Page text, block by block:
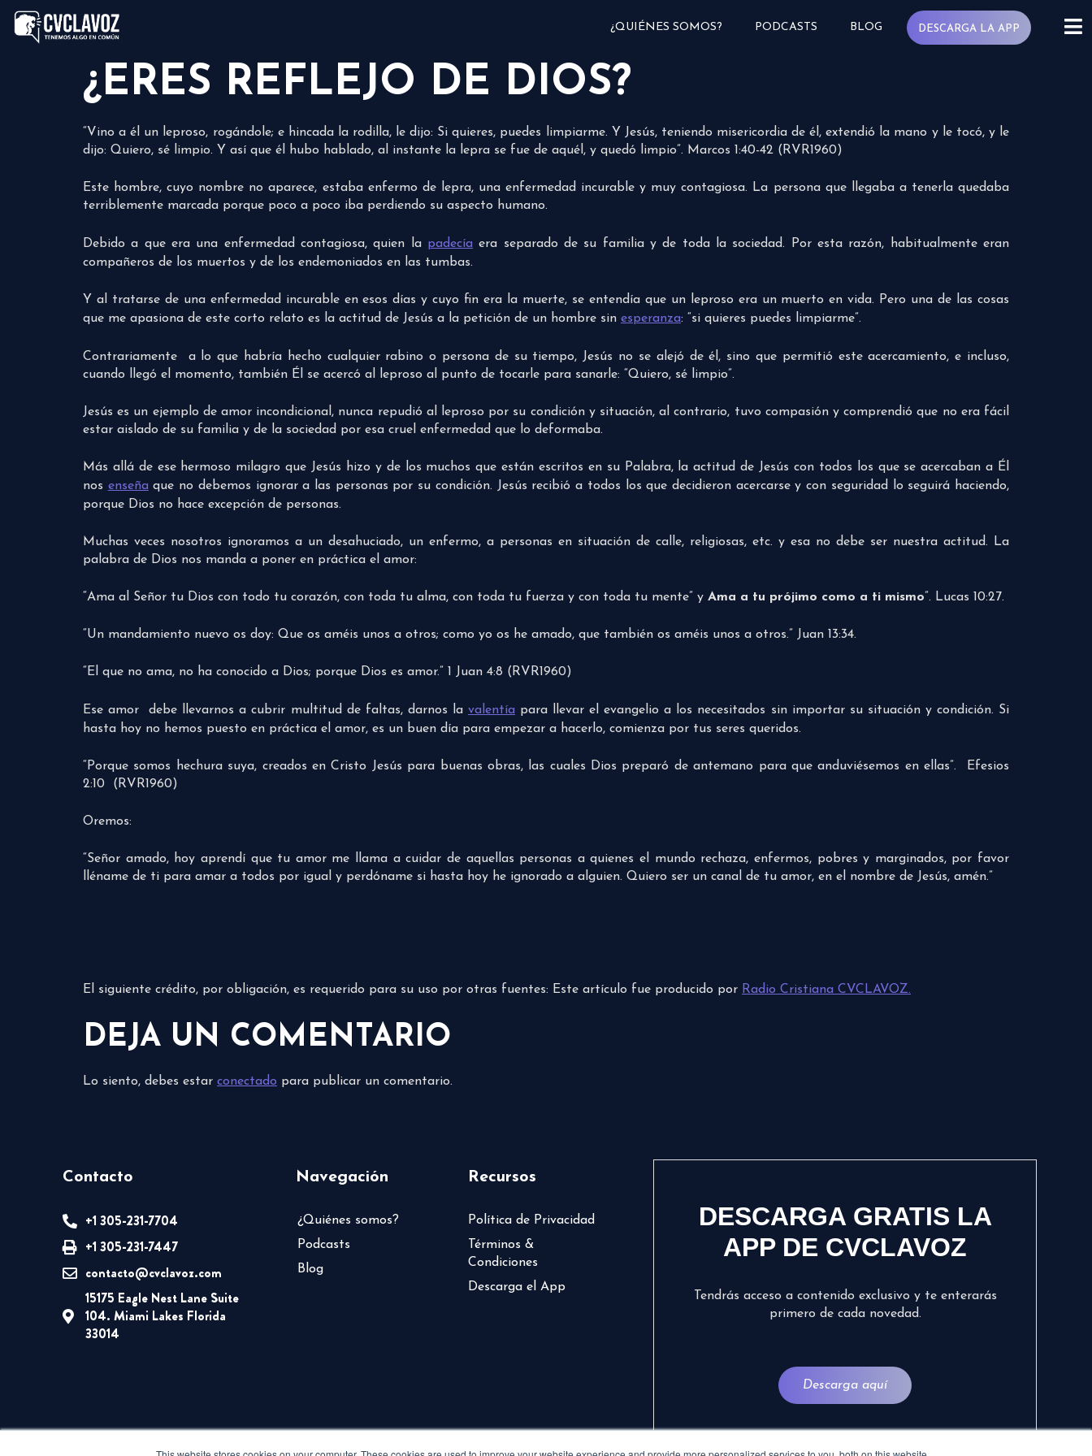
¿QUIÉNES SOMOS? PODCASTS BLOG DESCARGA LA APP
¿ERES REFLEJO DE DIOS?
“Vino a él un leproso, rogándole; e hincada la rodilla, le dijo: Si quieres, puedes limpiarme. Y Jesús, teniendo misericordia de él, extendió la mano y le tocó, y le
dijo: Quiero, sé limpio. Y así que él hubo hablado, al instante la lepra se fue de aquél, y quedó limpio”. Marcos 1:40-42 (RVR1960)
Este hombre, cuyo nombre no aparece, estaba enfermo de lepra, una enfermedad incurable y muy contagiosa. La persona que llegaba a tenerla quedaba
terriblemente marcada porque poco a poco iba perdiendo su aspecto humano.
Debido a que era una enfermedad contagiosa, quien la padecía era separado de su familia y de toda la sociedad. Por esta razón, habitualmente eran
compañeros de los muertos y de los endemoniados en las tumbas.
Y al tratarse de una enfermedad incurable en esos días y cuyo fin era la muerte, se entendía que un leproso era un muerto en vida. Pero una de las cosas
que me apasiona de este corto relato es la actitud de Jesús a la petición de un hombre sin esperanza: “si quieres puedes limpiarme”.
Contrariamente a lo que habría hecho cualquier rabino o persona de su tiempo, Jesús no se alejó de él, sino que permitió este acercamiento, e incluso,
cuando llegó el momento, también Él se acercó al leproso al punto de tocarle para sanarle: “Quiero, sé limpio”.
Jesús es un ejemplo de amor incondicional, nunca repudió al leproso por su condición y situación, al contrario, tuvo compasión y comprendió que no era fácil
estar aislado de su familia y de la sociedad por esa cruel enfermedad que lo deformaba.
Más allá de ese hermoso milagro que Jesús hizo y de los muchos que están escritos en su Palabra, la actitud de Jesús con todos los que se acercaban a Él
nos enseñaque no debemos ignorar a las personas por su condición. Jesús recibió a todos los que decidieron acercarse y con seguridad lo seguirá haciendo,
porque Dios no hace excepción de personas.
Muchas veces nosotros ignoramos a un desahuciado, un enfermo, a personas en situación de calle, religiosas, etc. y esa no debe ser nuestra actitud. La
palabra de Dios nos manda a poner en práctica el amor:
“Ama al Señor tu Dios con todo tu corazón, con toda tu alma, con toda tu fuerza y con toda tu mente” y Ama a tu prójimo como a ti mismo”. Lucas 10:27.
“Un mandamiento nuevo os doy: Que os améis unos a otros; como yo os he amado, que también os améis unos a otros.” Juan 13:34.
“El que no ama, no ha conocido a Dios; porque Dios es amor.” 1 Juan 4:8 (RVR1960)
Ese amor debe llevarnos a cubrir multitud de faltas, darnos la valentíapara llevar el evangelio a los necesitados sin importar su situación y condición. Si
hasta hoy no hemos puesto en práctica el amor, es un buen día para empezar a hacerlo, comienza por tus seres queridos.
“Porque somos hechura suya, creados en Cristo Jesús para buenas obras, las cuales Dios preparó de antemano para que anduviésemos en ellas”. Efesios
2:10 (RVR1960)
Oremos:
“Señor amado, hoy aprendí que tu amor me llama a cuidar de aquellas personas a quienes el mundo rechaza, enfermos, pobres y marginados, por favor
lléname de ti para amar a todos por igual y perdóname si hasta hoy he ignorado a alguien. Quiero ser un canal de tu amor, en el nombre de Jesús, amén.”
El siguiente crédito, por obligación, es requerido para su uso por otras fuentes: Este artículo fue producido por Radio Cristiana CVCLAVOZ.
DEJA UN COMENTARIO
Lo siento, debes estar conectado para publicar un comentario.
Contacto
+1 305-231-7704
+1 305-231-7447
contacto@cvclavoz.com
15175 Eagle Nest Lane Suite
104. Miami Lakes Florida
33014
Navegación
¿Quiénes somos?
Podcasts
Blog
Recursos
Política de Privacidad
Términos &
Condiciones
Descarga el App
DESCARGA GRATIS LA
APP DE CVCLAVOZ
Tendrás acceso a contenido exclusivo y te enterarás
primero de cada novedad.
Descarga aquí